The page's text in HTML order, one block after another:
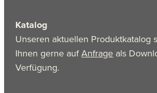
Katalog
Unseren aktuellen Produktkatalog
Ihnen gerne aufAnfrageals
Verfügung.